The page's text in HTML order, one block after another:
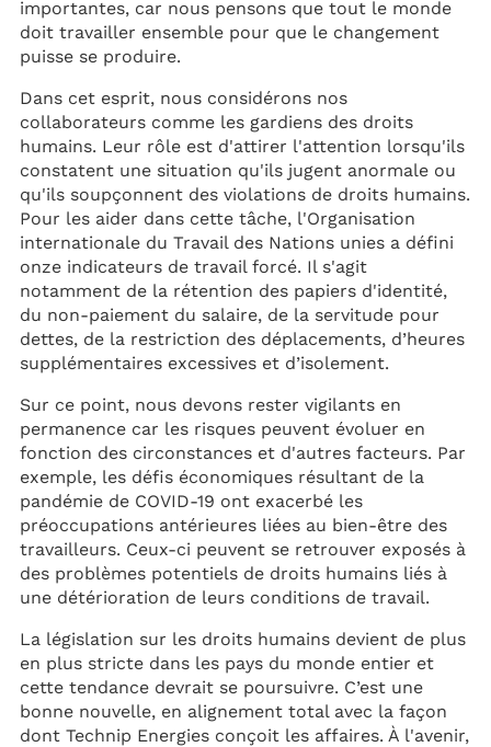
importantes, car nous pensons que tout le monde
doit travailler ensemble pour que le changement
puisse se produire.
Dans cet esprit, nous considérons nos
collaborateurs comme les gardiens des droits
humains. Leur rôle est d'attirer l'attention lorsqu'ils
constatent une situation qu'ils jugent anormale ou
qu'ils soupçonnent des violations de droits humains.
Pour les aider dans cette tâche, l'Organisation
internationale du Travail des Nations unies a défini
onze indicateurs de travail forcé. Il s'agit
notamment de la rétention des papiers d'identité,
du non-paiement du salaire, de la servitude pour
dettes, de la restriction des déplacements, d’heures
supplémentaires excessives et d’isolement.
Sur ce point, nous devons rester vigilants en
permanence car les risques peuvent évoluer en
fonction des circonstances et d'autres facteurs. Par
exemple, les défis économiques résultant de la
pandémie de COVID-19 ont exacerbé les
préoccupations antérieures liées au bien-être des
travailleurs. Ceux-ci peuvent se retrouver exposés à
des problèmes potentiels de droits humains liés à
une détérioration de leurs conditions de travail.
La législation sur les droits humains devient de plus
en plus stricte dans les pays du monde entier et
cette tendance devrait se poursuivre. C’est une
bonne nouvelle, en alignement total avec la façon
dont Technip Energies conçoit les affaires. À l'avenir,